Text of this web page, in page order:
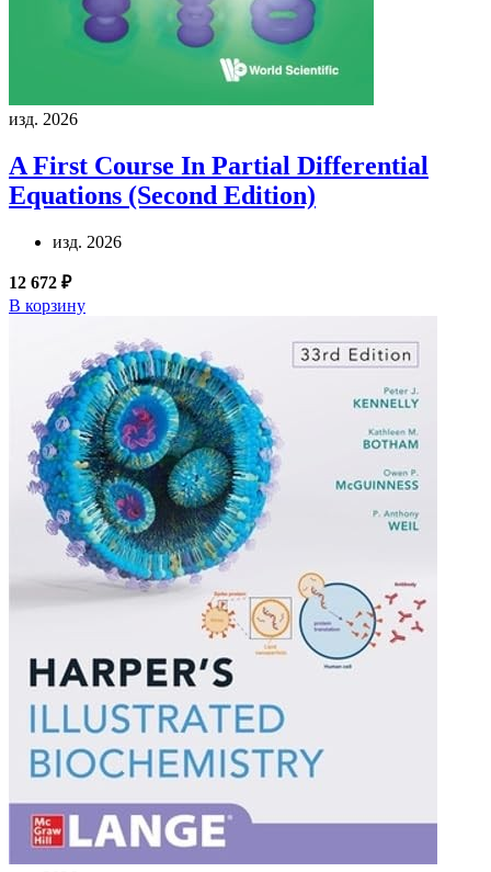
изд. 2026
A First Course In Partial Differential
Equations (Second Edition)
изд. 2026
12 672 ₽
В корзину